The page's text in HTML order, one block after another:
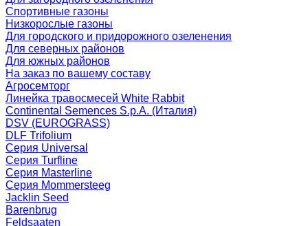
Спортивные газоны
Низкорослые газоны
Для городского и придорожного озеленения
Для северных районов
Для южных районов
На заказ по вашему составу
Агросемторг
Линейка травосмесей White Rabbit
Continental Semences S.p.A. (Италия)
DSV (EUROGRASS)
DLF Trifolium
Серия Universal
Серия Turfline
Серия Masterline
Серия Mommersteeg
Jacklin Seed
Barenbrug
Feldsaaten